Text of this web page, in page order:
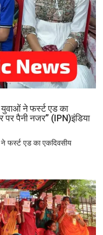
ने फर्स्ट एड का
पर पैनी नजर” (IPN)इंडिया
फर्स्ट एड का एकदिवसीय